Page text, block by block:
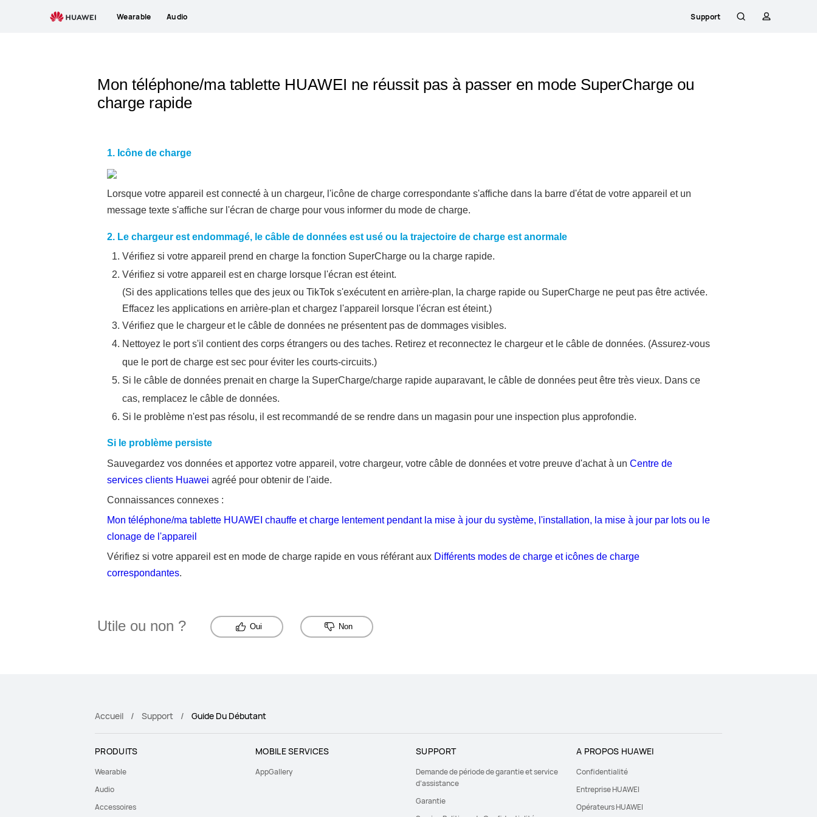
Wearable Audio Support
Mon téléphone/ma tablette HUAWEI ne réussit pas à passer en mode SuperCharge ou
charge rapide
1. Icône de charge
Lorsque votre appareil est connecté à un chargeur, l'icône de charge correspondante s'affiche dans la barre d'état de votre appareil et un
message texte s'affiche sur l'écran de charge pour vous informer du mode de charge.
2. Le chargeur est endommagé, le câble de données est usé ou la trajectoire de charge est anormale
Vérifiez si votre appareil prend en charge la fonction SuperCharge ou la charge rapide.
Vérifiez si votre appareil est en charge lorsque l'écran est éteint.
(Si des applications telles que des jeux ou TikTok s'exécutent en arrière-plan, la charge rapide ou SuperCharge ne peut pas être activée.
Effacez les applications en arrière-plan et chargez l'appareil lorsque l'écran est éteint.)
Vérifiez que le chargeur et le câble de données ne présentent pas de dommages visibles.
Nettoyez le port s'il contient des corps étrangers ou des taches. Retirez et reconnectez le chargeur et le câble de données. (Assurez-vous
que le port de charge est sec pour éviter les courts-circuits.)
Si le câble de données prenait en charge la SuperCharge/charge rapide auparavant, le câble de données peut être très vieux. Dans ce
cas, remplacez le câble de données.
Si le problème n'est pas résolu, il est recommandé de se rendre dans un magasin pour une inspection plus approfondie.
Si le problème persiste
Sauvegardez vos données et apportez votre appareil, votre chargeur, votre câble de données et votre preuve d'achat à un Centre de
services clients Huawei agréé pour obtenir de l'aide.
Connaissances connexes :
Mon téléphone/ma tablette HUAWEI chauffe et charge lentement pendant la mise à jour du système, l'installation, la mise à jour par lots ou le
clonage de l'appareil
Vérifiez si votre appareil est en mode de charge rapide en vous référant aux Différents modes de charge et icônes de charge
correspondantes.
Utile ou non ? Oui Non
Accueil Support Guide Du Débutant
PRODUITS
Wearable
Audio
Accessoires
MOBILE SERVICES
AppGallery
SUPPORT
Demande de période de garantie et service
d’assistance
Garantie
A PROPOS HUAWEI
Confidentialité
Entreprise HUAWEI
Opérateurs HUAWEI